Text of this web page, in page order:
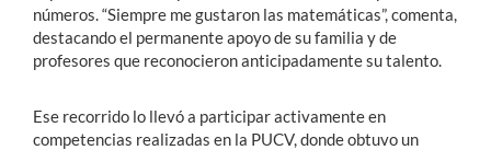
números. “Siempre me gustaron las matemáticas”, comenta,
destacando el permanente apoyo de su familia y de
profesores que reconocieron anticipadamente su talento.
Ese recorrido lo llevó a participar activamente en
competencias realizadas en la PUCV, donde obtuvo un